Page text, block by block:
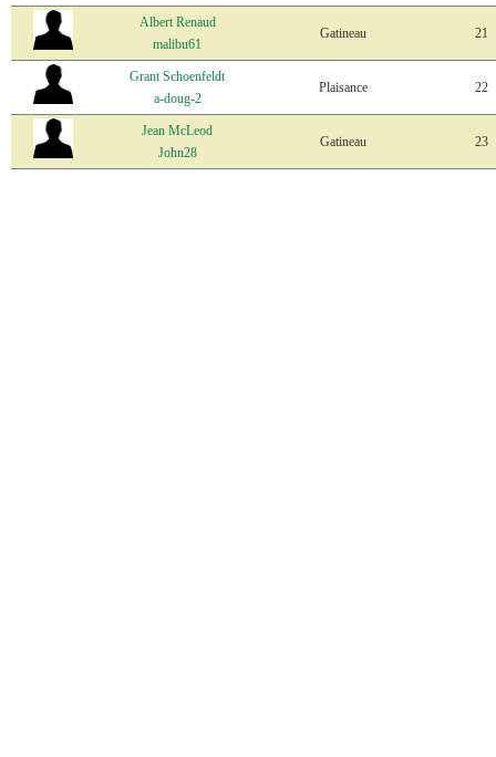
Albert Renaud
malibu61
Gatineau 21
Grant Schoenfeldt
a-doug-2
Plaisance 22
Jean McLeod
John28
Gatineau 23